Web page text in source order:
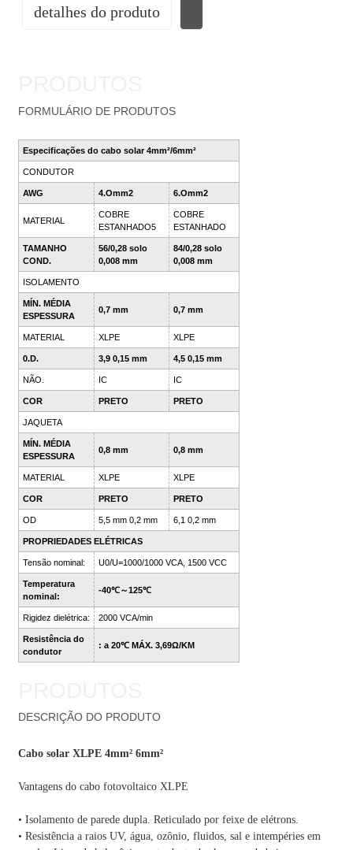
detalhes do produto
FORMULÁRIO DE PRODUTOS
Especificações do cabo solar 4mm²/6mm²
CONDUTOR
AWG 4.Omm2 6.Omm2
MATERIAL
COBRE
ESTANHADO5
COBRE
ESTANHADO
TAMANHO
COND.
56/0,28 solo
0,008 mm
84/0,28 solo
0,008 mm
ISOLAMENTO
MÍN. MÉDIA
ESPESSURA
0,7 mm 0,7 mm
MATERIAL XLPE XLPE
0.D. 3,9 0,15 mm 4,5 0,15 mm
NÃO. IC IC
COR PRETO PRETO
JAQUETA
MÍN. MÉDIA
ESPESSURA
0,8 mm 0,8 mm
MATERIAL XLPE XLPE
COR PRETO PRETO
OD 5,5 mm 0,2 mm 6,1 0,2 mm
PROPRIEDADES ELÉTRICAS
Tensão nominal: U0/U=1000/1000 VCA, 1500 VCC
Temperatura
nominal:
-40℃～125℃
Rigidez dielétrica: 2000 VCA/min
Resistência do
condutor
: a 20℃ MÁX. 3,69Ω/KM
DESCRIÇÃO DO PRODUTO
Cabo solar XLPE 4mm² 6mm²
Vantagens do cabo fotovoltaico XLPE
• Isolamento de parede dupla. Reticulado por feixe de elétrons.
• Resistência a raios UV, água, ozônio, fluidos, sal e intempéries em